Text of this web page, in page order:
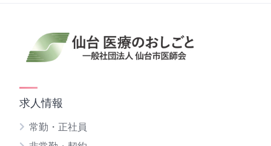
求人情報
常勤・正社員